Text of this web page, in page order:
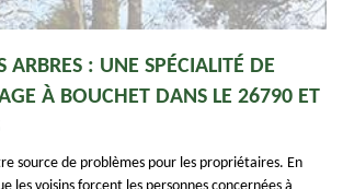
ARBRES : UNE SPÉCIALITÉ DE
À BOUCHET DANS LE 26790 ET
source de problèmes pour les propriétaires. En